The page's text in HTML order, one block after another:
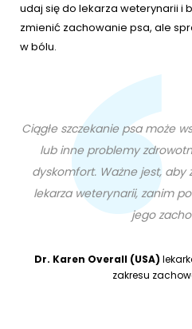
udaj się do lekarza weterynarii i
zmienić zachowanie psa, ale
w bólu.
Ciągłe szczekanie psa może
lub inne problemy
dyskomfort. Ważne jest,
lekarza weterynarii, zanim
jego
Dr. Karen Overall (USA)
zakresu